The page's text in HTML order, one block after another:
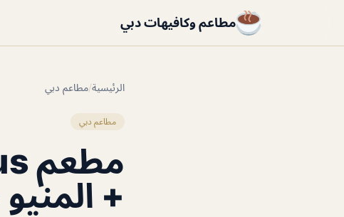
مطاعم وكافيهات دبي
الرئيسية/مطاعم دبي
مطاعم دبي
+